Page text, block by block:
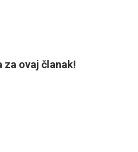
za ovaj članak!